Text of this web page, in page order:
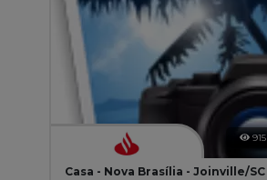
915
Casa - Nova Brasília - Joinville/SC